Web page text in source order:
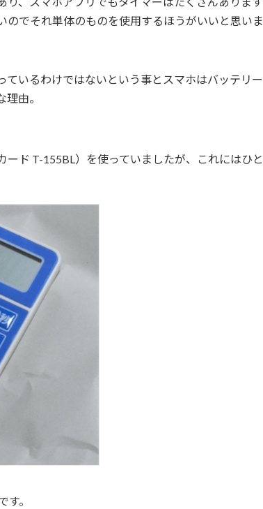
でそれ単体のものを使用するほうがいいと思いま
いるわけではないという事とスマホはバッテリー
由。
ド T-155BL）を使っていましたが、これにはひと
。